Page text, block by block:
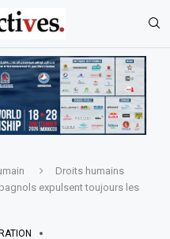
Droits humains
expulsent toujours les